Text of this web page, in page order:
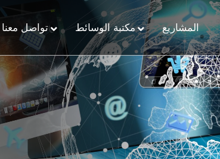
المشاريع مكتبة الوسائط تواصل معنا